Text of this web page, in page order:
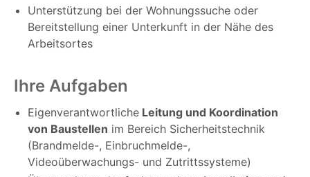
Unterstützung bei der Wohnungssuche oder
Bereitstellung einer Unterkunft in der Nähe des
Arbeitsortes
Ihre Aufgaben
Eigenverantwortliche Leitung und Koordination
von Baustellen im Bereich Sicherheitstechnik
(Brandmelde-, Einbruchmelde-,
Videoüberwachungs- und Zutrittssysteme)